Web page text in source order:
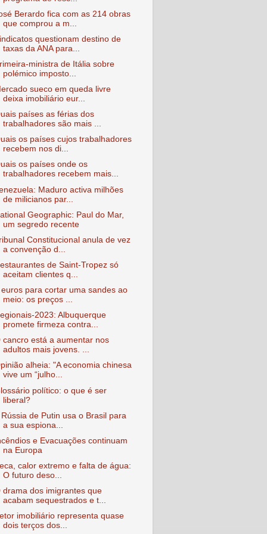
Berardo fica com as 214 obras
que comprou a m...
questionam destino de
taxas da ANA para...
ministra de Itália sobre
polémico imposto...
sueco em queda livre
deixa imobiliário eur...
países as férias dos
trabalhadores são mais ...
os países cujos trabalhadores
recebem nos di...
os países onde os
trabalhadores recebem mais...
Maduro activa milhões
de milicianos par...
Geographic: Paul do Mar,
um segredo recente
Constitucional anula de vez
a convenção d...
de Saint-Tropez só
aceitam clientes q...
para cortar uma sandes ao
meio: os preços ...
2023: Albuquerque
promete firmeza contra...
cancro está a aumentar nos
adultos mais jovens. ...
alheia: "A economia chinesa
vive um “julho...
político: o que é ser
liberal?
Rússia de Putin usa o Brasil para
a sua espiona...
e Evacuações continuam
na Europa
calor extremo e falta de água:
O futuro deso...
drama dos imigrantes que
acabam sequestrados e t...
imobiliário representa quase
dois terços dos...